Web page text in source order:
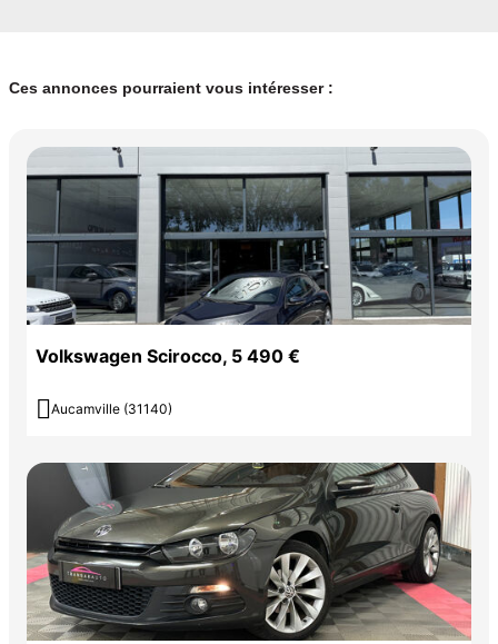
Ces annonces pourraient vous intéresser :
Volkswagen Scirocco, 5 490 €
 Aucamville (31140)